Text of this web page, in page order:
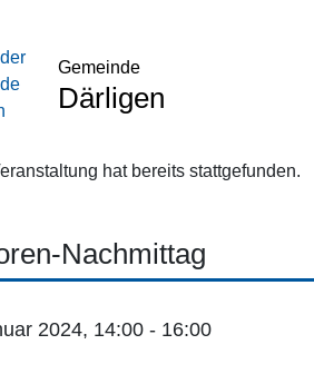
Gemeinde
Därligen
hat bereits stattgefunden.
Nachmittag
2024, 14:00 - 16:00